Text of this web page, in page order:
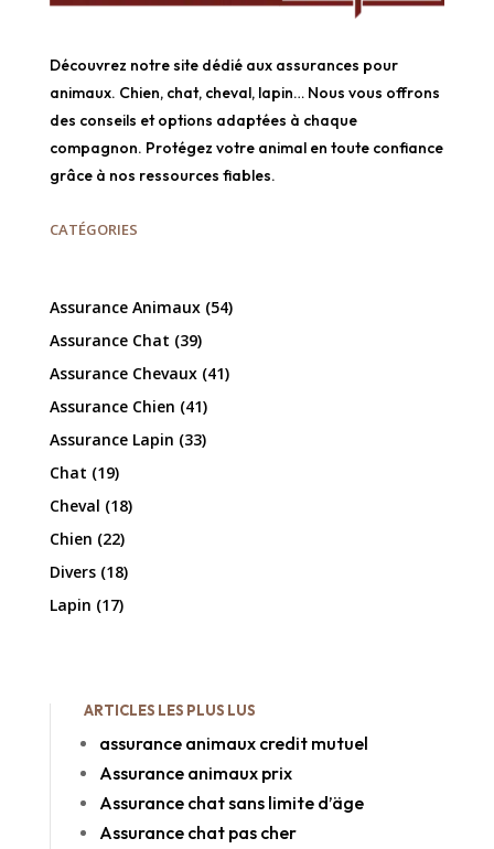
Découvrez notre site dédié aux assurances pour
animaux. Chien, chat, cheval, lapin… Nous vous offrons
des conseils et options adaptées à chaque
compagnon. Protégez votre animal en toute confiance
grâce à nos ressources fiables.
CATÉGORIES
Assurance Animaux(54)
Assurance Chat (39)
Assurance Chevaux(41)
Assurance Chien (41)
Assurance Lapin (33)
Chat (19)
Cheval (18)
Chien (22)
Divers(18)
Lapin (17)
ARTICLES LES PLUS LUS
assurance animaux credit mutuel
Assurance animaux prix
Assurance chat sans limite d’äge
Assurance chat pas cher